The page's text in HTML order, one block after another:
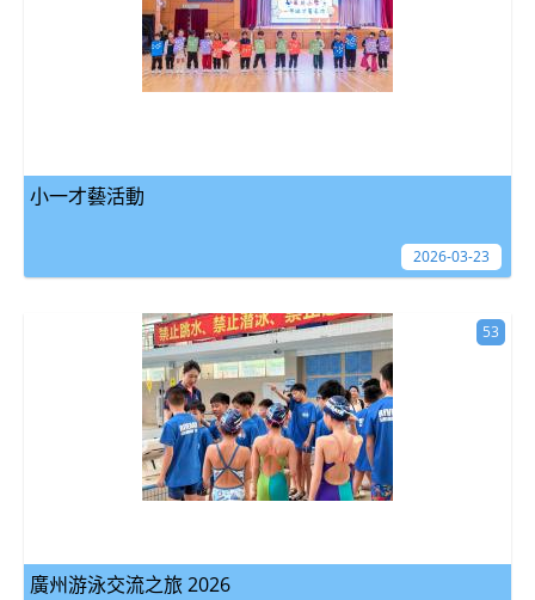
小一才藝活動
2026-03-23
廣州游泳交流之旅 2026
53